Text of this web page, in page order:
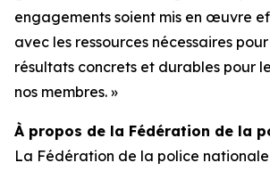
engagements soient mis en œuvre
avec les ressources nécessaires
résultats concrets et durables pour
nos membres. »
À propos de la Fédération de la
La Fédération de la police